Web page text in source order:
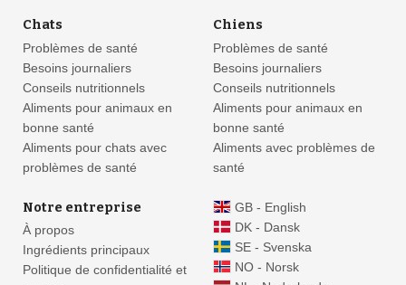
Chats
Problèmes de santé
Besoins journaliers
Conseils nutritionnels
Aliments pour animaux en
bonne santé
Aliments pour chats avec
problèmes de santé
Chiens
Problèmes de santé
Besoins journaliers
Conseils nutritionnels
Aliments pour animaux en
bonne santé
Aliments avec problèmes de
santé
Notre entreprise
À propos
Ingrédients principaux
Politique de confidentialité et
GB - English
DK - Dansk
SE - Svenska
NO - Norsk